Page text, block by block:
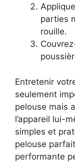
parties
rouille.
Entretenir
seulement
pelouse mais
l’appareil lui-
simples et
pelouse
performante